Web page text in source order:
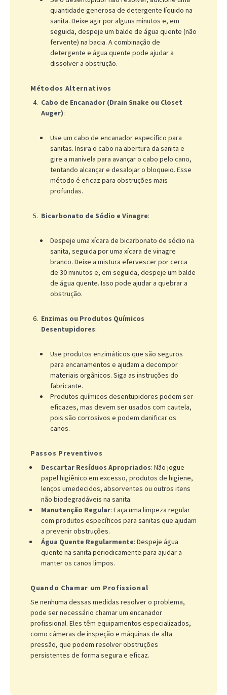
quantidade generosa de detergente líquido na
sanita. Deixe agir por alguns minutos e, em
seguida, despeje um balde de água quente (não
fervente) na bacia. A combinação de
detergente e água quente pode ajudar a
dissolver a obstrução.
Métodos Alternativos
Cabo de Encanador (Drain Snake ou Closet
Auger):
Use um cabo de encanador específico para
sanitas. Insira o cabo na abertura da sanita e
gire a manivela para avançar o cabo pelo cano,
tentando alcançar e desalojar o bloqueio. Esse
método é eficaz para obstruções mais
profundas.
Bicarbonato de Sódio e Vinagre:
Despeje uma xícara de bicarbonato de sódio na
sanita, seguida por uma xícara de vinagre
branco. Deixe a mistura efervescer por cerca
de 30 minutos e, em seguida, despeje um balde
de água quente. Isso pode ajudar a quebrar a
obstrução.
Enzimas ou Produtos Químicos
Desentupidores:
Use produtos enzimáticos que são seguros
para encanamentos e ajudam a decompor
materiais orgânicos. Siga as instruções do
fabricante.
Produtos químicos desentupidores podem ser
eficazes, mas devem ser usados com cautela,
pois são corrosivos e podem danificar os
canos.
Passos Preventivos
Descartar Resíduos Apropriados: Não jogue
papel higiênico em excesso, produtos de higiene,
lenços umedecidos, absorventes ou outros itens
não biodegradáveis na sanita.
Manutenção Regular: Faça uma limpeza regular
com produtos específicos para sanitas que ajudam
a prevenir obstruções.
Água Quente Regularmente: Despeje água
quente na sanita periodicamente para ajudar a
manter os canos limpos.
Quando Chamar um Profissional
Se nenhuma dessas medidas resolver o problema,
pode ser necessário chamar um encanador
profissional. Eles têm equipamentos especializados,
como câmeras de inspeção e máquinas de alta
pressão, que podem resolver obstruções
persistentes de forma segura e eficaz.